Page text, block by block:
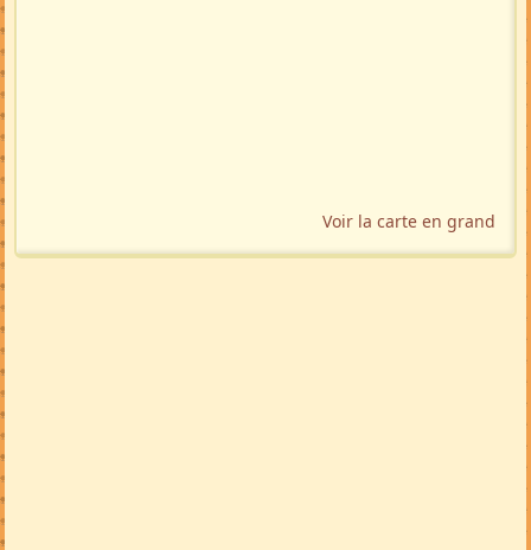
Voir la carte en grand